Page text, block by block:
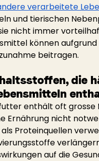
verarbeitete
und tierischen
nicht immer
können
beitragen.
die
enthält oft grosse
Ernährung nicht
Proteinquellen
auf die